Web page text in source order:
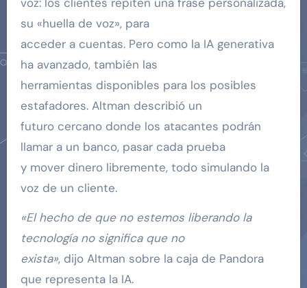
su «huella de voz», para
acceder a cuentas. Pero como la IA generativa
ha avanzado, también las
herramientas disponibles para los posibles
estafadores. Altman describió un
futuro cercano donde los atacantes podrán
llamar a un banco, pasar cada prueba
y mover dinero libremente, todo simulando la
voz de un cliente.
«El hecho de que no estemos liberando la
tecnología no significa que no
exista», dijo Altman sobre la caja de Pandora
que representa la IA.